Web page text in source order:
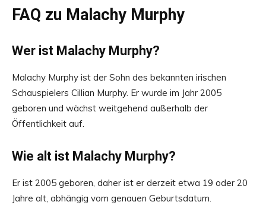
FAQ zu Malachy Murphy
Wer ist Malachy Murphy?
Malachy Murphy ist der Sohn des bekannten irischen
Schauspielers Cillian Murphy. Er wurde im Jahr 2005
geboren und wächst weitgehend außerhalb der
Öffentlichkeit auf.
Wie alt ist Malachy Murphy?
Er ist 2005 geboren, daher ist er derzeit etwa 19 oder 20
Jahre alt, abhängig vom genauen Geburtsdatum.